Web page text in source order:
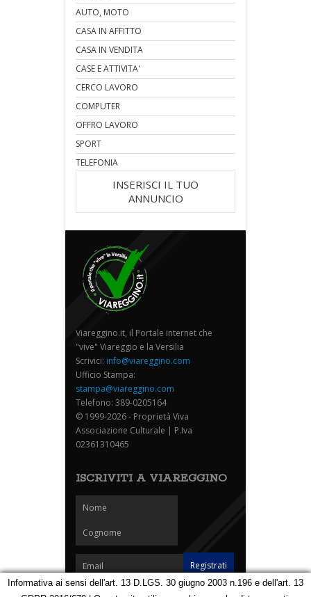
AUTO, MOTO
CASA IN AFFITTO
CASA IN VENDITA
CASE E ATTIVITA'
CERCO LAVORO
COMPUTER
OFFRO LAVORO
SPORT
TELEFONIA
INSERISCI IL TUO
ANNUNCIO
Viareggino.it, il Portale internet che
"vive" Viareggio e la Versilia
Scrivici: info@viareggino.com
Ufficio Stampa:
stampa@viareggino.com
Telefono: 389-0205164
© 1999-2026 - Proprietà Viva
Associazione Culturale | P.Iva
02361310465
ISCRIVITI A VIAREGGINO
Informativa ai sensi dell'art. 13 D.LGS. 30 giugno 2003 n.196 e dell'art. 13